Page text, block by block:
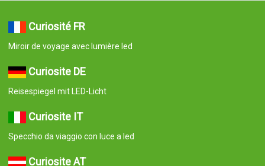
Curiosité FR
Miroir de voyage avec lumière led
Curiosite DE
Reisespiegel mit LED-Licht
Curiosite IT
Specchio da viaggio con luce a led
Curiosite AT